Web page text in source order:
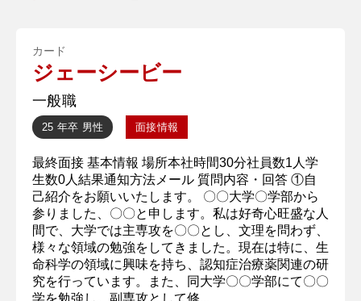
カード
ジェーシービー
一般職
25 年卒 男性 面接情報
最終面接 基本情報 場所本社時間30分社員数1人学
生数0人結果通知方法メール 質問内容・回答 ①自
己紹介をお願いいたします。 〇〇大学〇学部から
参りました、〇〇と申します。私は好奇心旺盛な人
間で、大学では主専攻を〇〇とし、文理を問わず、
様々な領域の勉強をしてきました。現在は特に、生
命科学の領域に興味を持ち、認知症治療薬関連の研
究を行っています。また、同大学〇〇学部にて〇〇
学を勉強し、副専攻として修...